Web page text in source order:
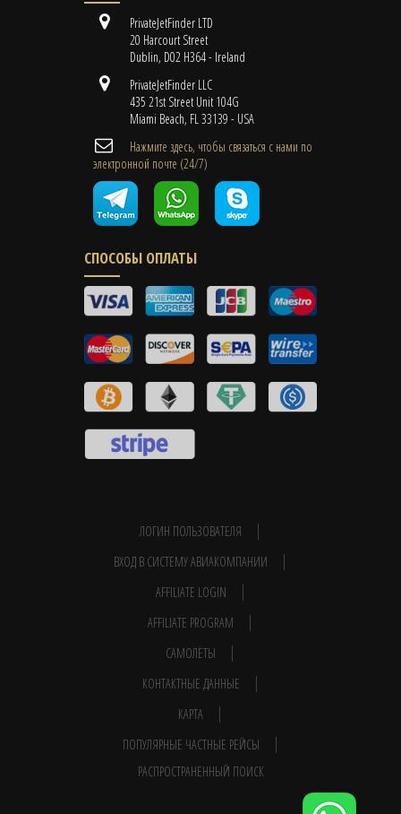
PrivateJetFinder LTD
20 Harcourt Street
Dublin, D02 H364 - Ireland
PrivateJetFinder LLC
435 21st Street Unit 104G
Miami Beach, FL 33139 - USA
Нажмите здесь, чтобы связаться с нами по
электронной почте (24/7)
СПОСОБЫ ОПЛАТЫ
ЛОГИН ПОЛЬЗОВАТЕЛЯ
ВХОД В СИСТЕМУ АВИАКОМПАНИИ
AFFILIATE LOGIN
AFFILIATE PROGRAM
САМОЛЁТЫ
КОНТАКТНЫЕ ДАННЫЕ
КАРТА
ПОПУЛЯРНЫЕ ЧАСТНЫЕ РЕЙСЫ
РАСПРОСТРАНЕННЫЙ ПОИСК